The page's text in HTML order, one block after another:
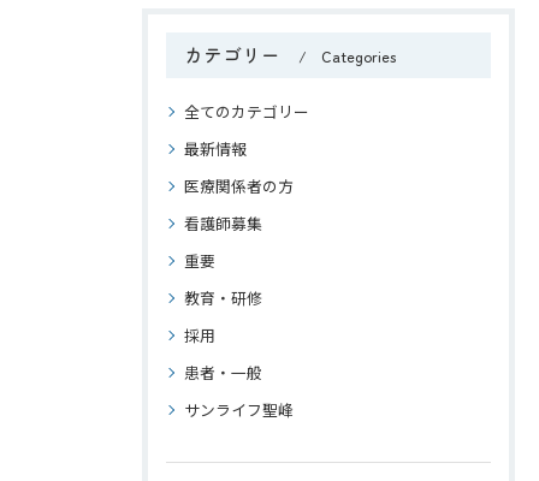
カテゴリー Categories
全てのカテゴリー
最新情報
医療関係者の方
看護師募集
重要
教育・研修
採用
患者・一般
サンライフ聖峰